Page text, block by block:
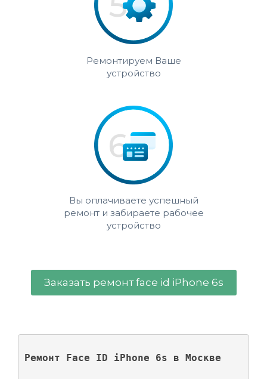
Ремонтируем Ваше
устройство
Вы оплачиваете успешный
ремонт и забираете рабочее
устройство
Заказать ремонт face id iPhone 6s
Ремонт Face ID iPhone 6s в Москве